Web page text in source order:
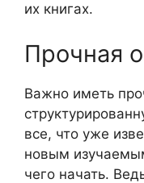
их книгах.
Прочная
Важно иметь
все, что уже
новым
чего начать.